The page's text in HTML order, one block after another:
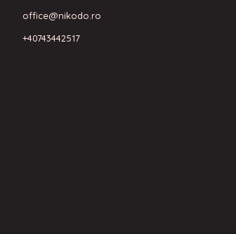
office@nikodo.ro
+40743442517